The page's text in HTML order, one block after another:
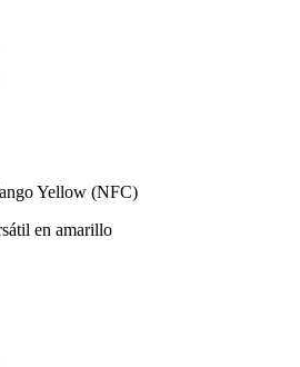
Yellow (NFC)
en amarillo